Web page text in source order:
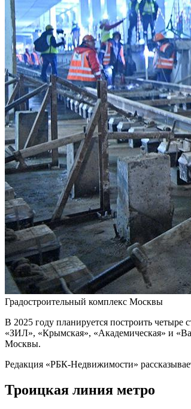
Градостроительный комплекс Москвы
В 2025 году планируется построить четыре
«ЗИЛ», «Крымская», «Академическая» и
Москвы.
Редакция «РБК-Недвижимости»
Троицкая линия метро